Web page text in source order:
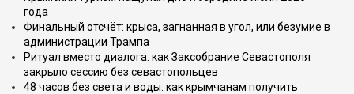
года
Финальный отсчёт: крыса, загнанная в угол, или безумие в
администрации Трампа
Ритуал вместо диалога: как Заксобрание Севастополя
закрыло сессию без севастопольцев
48 часов без света и воды: как крымчанам получить